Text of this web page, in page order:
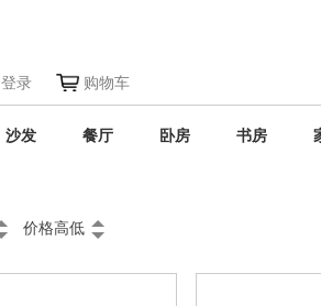
登录 购物车
沙发 餐厅 卧房 书房
价格高低